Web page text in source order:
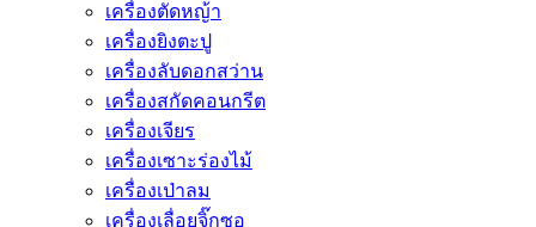
เครื่องตัดหญ้า
เครื่องยิงตะปู
เครื่องลับดอกสว่าน
เครื่องสกัดคอนกรีต
เครื่องเจียร
เครื่องเซาะร่องไม้
เครื่องเป่าลม
เครื่องเลื่อยจิ๊กซอ